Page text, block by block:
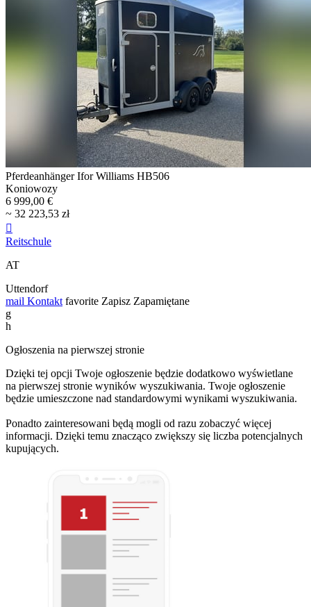
Pferdeanhänger Ifor Williams HB506
Koniowozy
6 999,00 €
~ 32 223,53 zł

Reitschule
AT
Uttendorf
mail Kontakt favorite Zapisz Zapamiętane
g
h
Ogłoszenia na pierwszej stronie
Dzięki tej opcji Twoje ogłoszenie będzie dodatkowo wyświetlane
na pierwszej stronie wyników wyszukiwania. Twoje ogłoszenie
będzie umieszczone nad standardowymi wynikami wyszukiwania.
Ponadto zainteresowani będą mogli od razu zobaczyć więcej
informacji. Dzięki temu znacząco zwiększy się liczba potencjalnych
kupujących.